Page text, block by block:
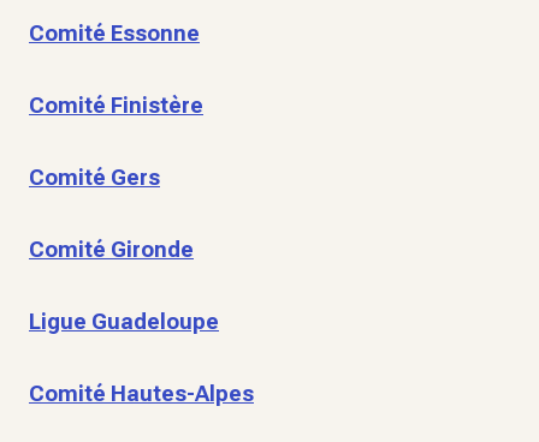
Comité Essonne
Comité Finistère
Comité Gers
Comité Gironde
Ligue Guadeloupe
Comité Hautes-Alpes